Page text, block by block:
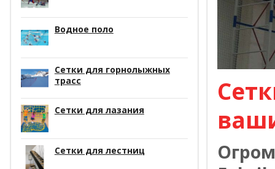
Водное поло
Сетки для горнолыжных
трасс
Сетки для лазания
Сетки для лестниц